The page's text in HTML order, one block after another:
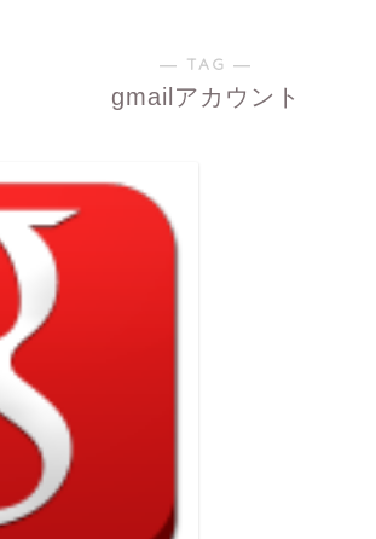
― TAG ―
gmailアカウント